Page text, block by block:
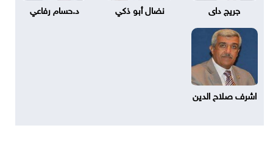
جريج داى نضال أبو ذكي د.حسام رفاعي
اشرف صلاح الدين